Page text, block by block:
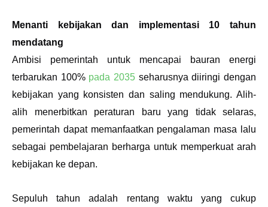
Menanti kebijakan dan implementasi 10 tahun
mendatang
Ambisi pemerintah untuk mencapai bauran energi
terbarukan 100% pada 2035 seharusnya diiringi dengan
kebijakan yang konsisten dan saling mendukung. Alih-
alih menerbitkan peraturan baru yang tidak selaras,
pemerintah dapat memanfaatkan pengalaman masa lalu
sebagai pembelajaran berharga untuk memperkuat arah
kebijakan ke depan.
Sepuluh tahun adalah rentang waktu yang cukup